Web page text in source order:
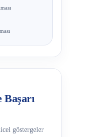
göstergeler